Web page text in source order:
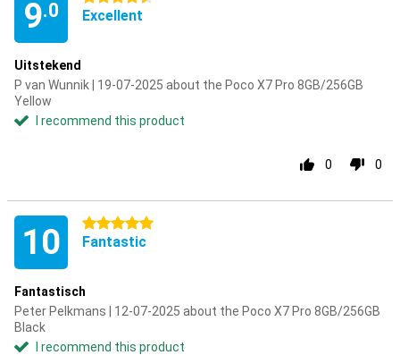
9.0 Excellent
Uitstekend
P van Wunnik | 19-07-2025 about the Poco X7 Pro 8GB/256GB
Yellow
I recommend this product
0 0
10 5 stars
Fantastic
Fantastisch
Peter Pelkmans | 12-07-2025 about the Poco X7 Pro 8GB/256GB
Black
I recommend this product